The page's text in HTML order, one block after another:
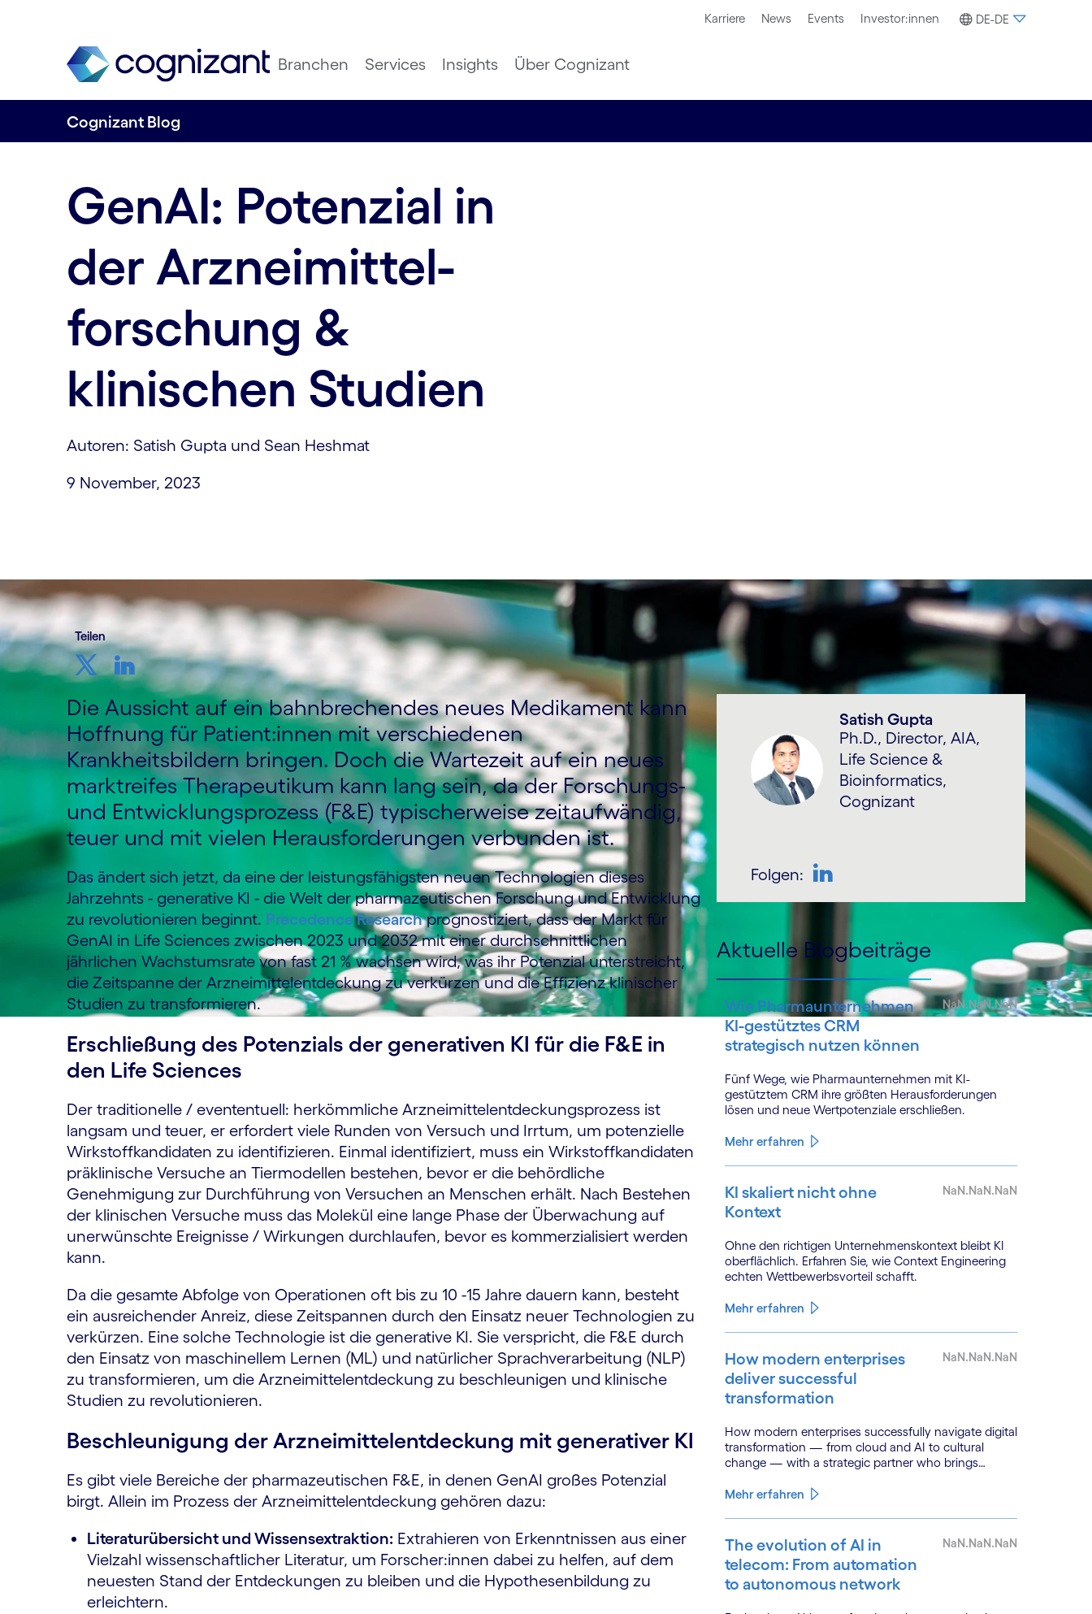
Karriere News Events Investor:innen DE-DE
Branchen Services Insights Über Cognizant
Cognizant Blog
GenAI: Potenzial in
der Arzneimittel-
forschung &
klinischen Studien
Autoren: Satish Gupta und Sean Heshmat
9 November, 2023
Teilen
Die Aussicht auf ein bahnbrechendes neues Medikament kann
Hoffnung für Patient:innen mit verschiedenen
Krankheitsbildern bringen. Doch die Wartezeit auf ein neues
marktreifes Therapeutikum kann lang sein, da der Forschungs-
und Entwicklungsprozess (F&E) typischerweise zeitaufwändig,
teuer und mit vielen Herausforderungen verbunden ist.
Das ändert sich jetzt, da eine der leistungsfähigsten neuen Technologien dieses
Jahrzehnts - generative KI - die Welt der pharmazeutischen Forschung und Entwicklung
zu revolutionieren beginnt. Precedence Researchprognostiziert, dass der Markt für
GenAI in Life Sciences zwischen 2023 und 2032 mit einer durchschnittlichen
jährlichen Wachstumsrate von fast 21 % wachsen wird, was ihr Potenzial unterstreicht,
die Zeitspanne der Arzneimittelentdeckung zu verkürzen und die Effizienz klinischer
Studien zu transformieren.
Erschließung des Potenzials der generativen KI für die F&E in
den Life Sciences
Der traditionelle / evententuell: herkömmliche Arzneimittelentdeckungsprozess ist
langsam und teuer, er erfordert viele Runden von Versuch und Irrtum, um potenzielle
Wirkstoffkandidaten zu identifizieren. Einmal identifiziert, muss ein Wirkstoffkandidaten
präklinische Versuche an Tiermodellen bestehen, bevor er die behördliche
Genehmigung zur Durchführung von Versuchen an Menschen erhält. Nach Bestehen
der klinischen Versuche muss das Molekül eine lange Phase der Überwachung auf
unerwünschte Ereignisse / Wirkungen durchlaufen, bevor es kommerzialisiert werden
kann.
Da die gesamte Abfolge von Operationen oft bis zu 10 -15 Jahre dauern kann, besteht
ein ausreichender Anreiz, diese Zeitspannen durch den Einsatz neuer Technologien zu
verkürzen. Eine solche Technologie ist die generative KI. Sie verspricht, die F&E durch
den Einsatz von maschinellem Lernen (ML) und natürlicher Sprachverarbeitung (NLP)
zu transformieren, um die Arzneimittelentdeckung zu beschleunigen und klinische
Studien zu revolutionieren.
Beschleunigung der Arzneimittelentdeckung mit generativer KI
Es gibt viele Bereiche der pharmazeutischen F&E, in denen GenAI großes Potenzial
birgt. Allein im Prozess der Arzneimittelentdeckung gehören dazu:
Literaturübersicht und Wissensextraktion: Extrahieren von Erkenntnissen aus einer
Vielzahl wissenschaftlicher Literatur, um Forscher:innen dabei zu helfen, auf dem
neuesten Stand der Entdeckungen zu bleiben und die Hypothesenbildung zu
erleichtern.
Satish Gupta
Ph.D., Director, AIA,
Life Science &
Bioinformatics,
Cognizant
Folgen:
Aktuelle Blogbeiträge
Wie Pharmaunternehmen
KI-gestütztes CRM
strategisch nutzen können
NaN.NaN.NaN
Fünf Wege, wie Pharmaunternehmen mit KI-
gestütztem CRM ihre größten Herausforderungen
lösen und neue Wertpotenziale erschließen.
Mehr erfahren
KI skaliert nicht ohne
Kontext
NaN.NaN.NaN
Ohne den richtigen Unternehmenskontext bleibt KI
oberflächlich. Erfahren Sie, wie Context Engineering
echten Wettbewerbsvorteil schafft.
Mehr erfahren
How modern enterprises
deliver successful
transformation
NaN.NaN.NaN
How modern enterprises successfully navigate digital
transformation — from cloud and AI to cultural
change — with a strategic partner who brings
Mehr erfahren
The evolution of AI in
telecom: From automation
to autonomous network
NaN.NaN.NaN